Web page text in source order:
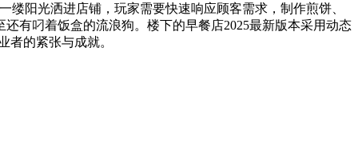
阳光洒进店铺，玩家需要快速响应顾客需求，制作煎饼、
有叼着饭盒的流浪狗。楼下的早餐店2025最新版本采用动态
者的紧张与成就。